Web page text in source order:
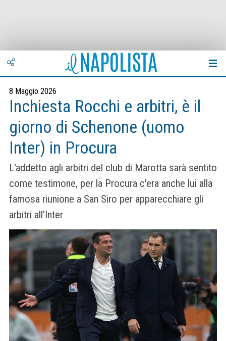
8 Maggio 2026
Inchiesta Rocchi e arbitri, è il
giorno di Schenone (uomo
Inter) in Procura
L'addetto agli arbitri del club di Marotta sarà sentito
come testimone, per la Procura c'era anche lui alla
famosa riunione a San Siro per apparecchiare gli
arbitri all'Inter